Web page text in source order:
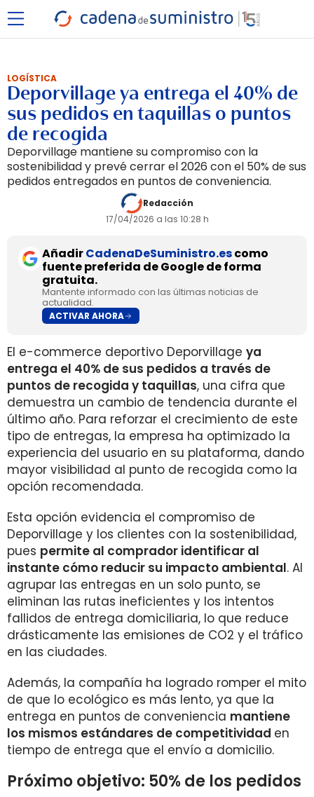
LOGÍSTICA
Deporvillage ya entrega el 40% de
sus pedidos en taquillas o puntos
de recogida
Deporvillage mantiene su compromiso con la
sostenibilidad y prevé cerrar el 2026 con el 50% de sus
pedidos entregados en puntos de conveniencia.
Redacción
17/04/2026 a las 10:28 h
AñadirCadenaDeSuministro.escomo
fuente preferida de Google de forma
gratuita.
Mantente informado con las últimas noticias de
actualidad.
ACTIVAR AHORA
El e-commerce deportivo Deporvillage ya
entrega el 40% de sus pedidos a través de
puntos de recogida y taquillas, una cifra que
demuestra un cambio de tendencia durante el
último año. Para reforzar el crecimiento de este
tipo de entregas, la empresa ha optimizado la
experiencia del usuario en su plataforma, dando
mayor visibilidad al punto de recogida como la
opción recomendada.
Esta opción evidencia el compromiso de
Deporvillage y los clientes con la sostenibilidad,
pues permite al comprador identificar al
instante cómo reducir su impacto ambiental. Al
agrupar las entregas en un solo punto, se
eliminan las rutas ineficientes y los intentos
fallidos de entrega domiciliaria, lo que reduce
drásticamente las emisiones de CO2 y el tráfico
en las ciudades.
Además, la compañía ha logrado romper el mito
de que lo ecológico es más lento, ya que la
entrega en puntos de conveniencia mantiene
los mismos estándares de competitividad en
tiempo de entrega que el envío a domicilio.
Próximo objetivo: 50% de los pedidos